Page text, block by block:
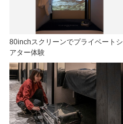
80inchスクリーンでプライベートシ
アター体験